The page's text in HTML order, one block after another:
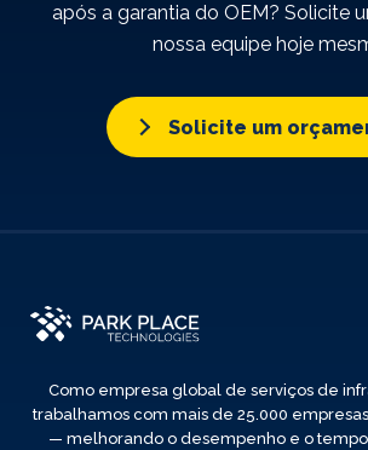
após a garantia do OEM? Solicite
nossa equipe hoje
Solicite um
Como empresa global de serviços de
trabalhamos com mais de 25.000
— melhorando o desempenho e o